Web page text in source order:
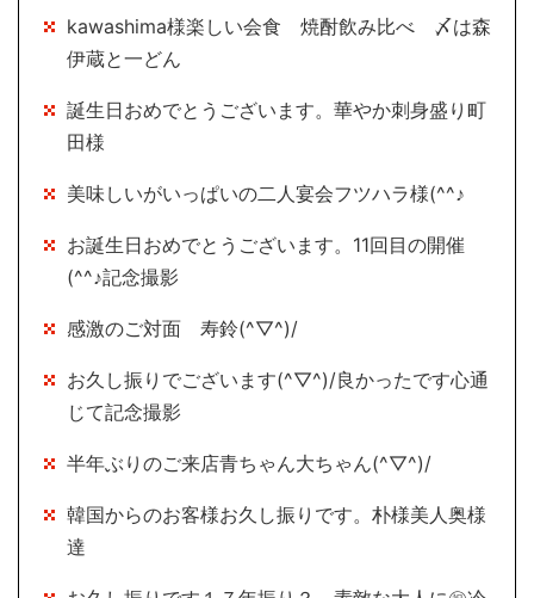
kawashima様楽しい会食 焼酎飲み比べ 〆は森
伊蔵と一どん
誕生日おめでとうございます。華やか刺身盛り町
田様
美味しいがいっぱいの二人宴会フツハラ様(^^♪
お誕生日おめでとうございます。11回目の開催
(^^♪記念撮影
感激のご対面 寿鈴(^▽^)/
お久し振りでございます(^▽^)/良かったです心通
じて記念撮影
半年ぶりのご来店青ちゃん大ちゃん(^▽^)/
韓国からのお客様お久し振りです。朴様美人奥様
達